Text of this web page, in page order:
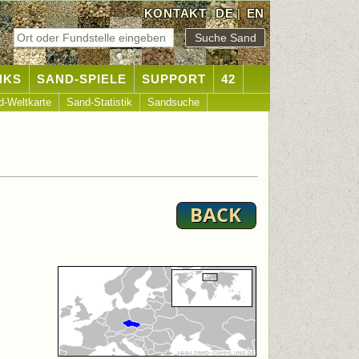
KONTAKT DE|EN
SAND-SPIELE SUPPORT 42
Weltkarte Sand-Statistik Sandsuche